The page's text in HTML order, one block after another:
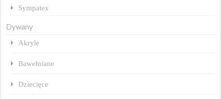
Sympatex
Dywany
Akryle
Bawełniane
Dziecięce